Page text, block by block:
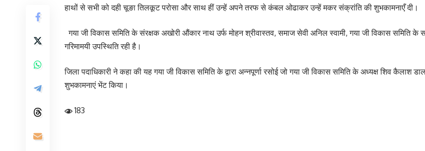
हाथों से सभी को दही चूङा तिलकूट परोसा और साथ हीं उन्हें अपने तरफ से कंबल ओढाकर उन्हें मकर संक्रांति की शुभकामनाएँ दी।
गया जी विकास समिति के संरक्षक अखोरी औंकार नाथ उर्फ मोहन श्रीवास्तव, समाज सेवी अनिल स्वामी, गया जी विकास समिति
गरिमामयी उपस्थिति रही है।
जिला पदाधिकारी ने कहा की यह गया जी विकास समिति के द्वारा अन्नपूर्णा रसोई जो गया जी विकास समिति के अध्यक्ष शिव कैलाश
शुभकामनाएं भेंट किया।
183